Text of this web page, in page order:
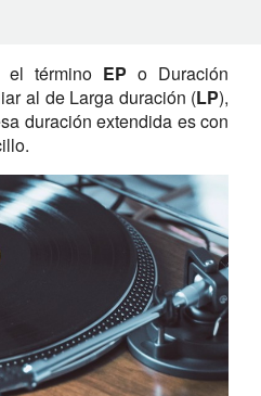
el término EP o Duración
al de Larga duración (LP),
duración extendida es con